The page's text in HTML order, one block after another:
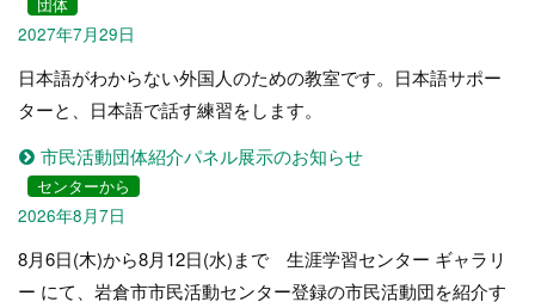
2027年7月29日
日本語がわからない外国人のための教室です。日本語サポー
ターと、日本語で話す練習をします。
市民活動団体紹介パネル展示のお知らせ
センターから
2026年8月7日
8月6日(木)から8月12日(水)まで 生涯学習センター ギャラリ
ー にて、岩倉市市民活動センター登録の市民活動団を紹介す